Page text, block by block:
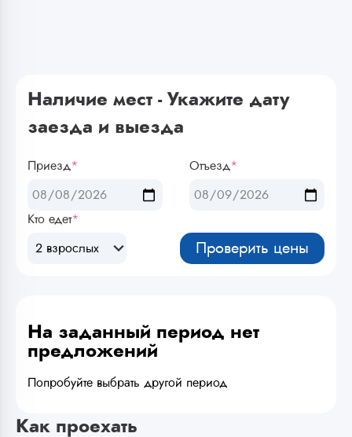
Наличие мест - Укажите дату
заезда и выезда
Приезд* Отъезд*
Кто едет*
2 взрослых Проверить цены
На заданный период нет
предложений
Попробуйте выбрать другой период
Как проехать